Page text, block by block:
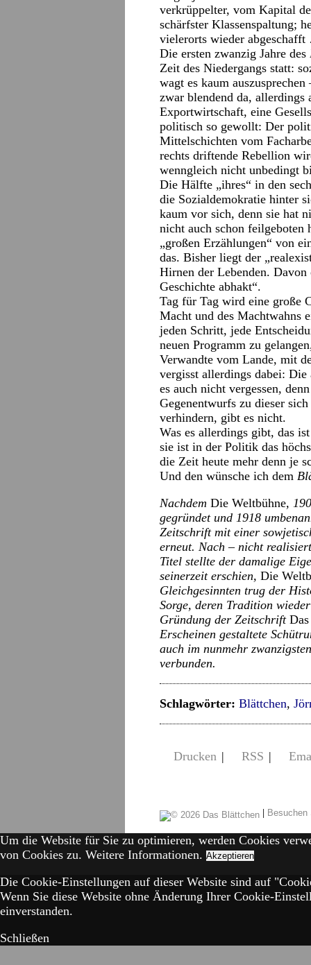
verkrüppelter, vom Kapital
schärfster Klassenspaltung;
vielerorts wieder
Die ersten zwanzig Jahre des
Zeit des Niedergangs statt:
wagt es kaum
zwar blendend da, allerdings
Exportwirtschaft, eine
politisch so gewollt: Der
Mittelschichten vom
rechts driftende Rebellion
wenngleich nicht unbedingt
Die Hälfte „ihres“ in den
die Sozialdemokratie hinter
kaum vor sich, denn sie hat
nicht auch schon feilgeboten
„großen Erzählungen“ von
das. Bisher liegt der
Hirnen der Lebenden.
Geschichte abhakt“.
Tag für Tag wird eine große
Macht und des Machtwahns
jeden Schritt, jede
neuen Programm zu
Verwandte vom Lande, mit
vergisst allerdings dabei: Die
es auch nicht vergessen,
Gegenentwurfs zu dieser
verhindern, gibt es nicht.
Was es allerdings gibt, das
sie ist in der Politik das
die Zeit heute mehr denn je
Und den wünsche ich dem
Nachdem Die Weltbühne,
gegründet und 1918
Zeitschrift mit einer
erneut. Nach – nicht
Titel stellte der damalige
seinerzeit erschien, Die
Gleichgesinnten trug der
Sorge, deren Tradition
Gründung der Zeitschrift
Erscheinen gestaltete
auch im nunmehr
verbunden.
Schlagwörter: Blättchen,
Drucken | RSS |
|
Um die Website für Sie zu optimieren, werden Cookies
von Cookies zu. Weitere Informationen. Akzeptieren
Die Cookie-Einstellungen auf dieser Website sind auf
Wenn Sie diese Website ohne Änderung Ihrer Cookie-
einverstanden.
Schließen